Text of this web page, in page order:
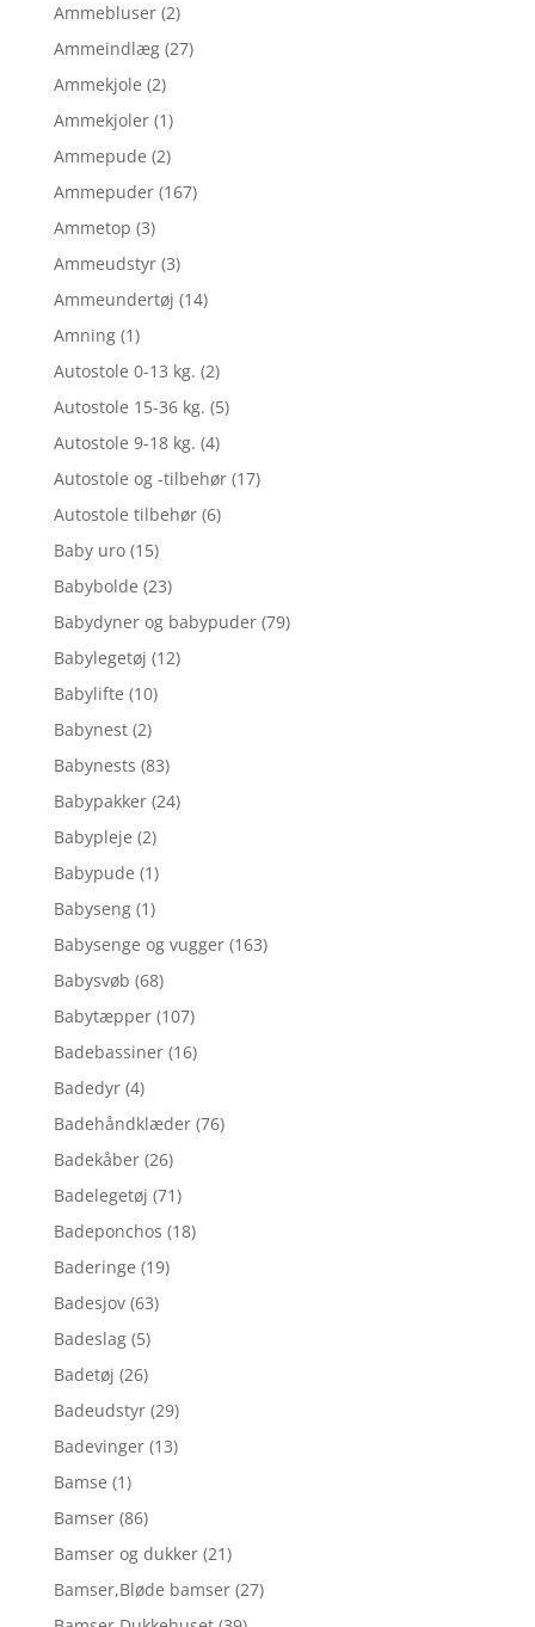
Ammebluser (2)
Ammeindlæg (27)
Ammekjole (2)
Ammekjoler (1)
Ammepude (2)
Ammepuder (167)
Ammetop (3)
Ammeudstyr (3)
Ammeundertøj (14)
Amning (1)
Autostole 0-13 kg. (2)
Autostole 15-36 kg. (5)
Autostole 9-18 kg. (4)
Autostole og -tilbehør (17)
Autostole tilbehør (6)
Baby uro (15)
Babybolde (23)
Babydyner og babypuder (79)
Babylegetøj (12)
Babylifte (10)
Babynest (2)
Babynests (83)
Babypakker (24)
Babypleje (2)
Babypude (1)
Babyseng (1)
Babysenge og vugger (163)
Babysvøb (68)
Babytæpper (107)
Badebassiner (16)
Badedyr (4)
Badehåndklæder (76)
Badekåber (26)
Badelegetøj (71)
Badeponchos (18)
Baderinge (19)
Badesjov (63)
Badeslag (5)
Badetøj (26)
Badeudstyr (29)
Badevinger (13)
Bamse (1)
Bamser (86)
Bamser og dukker (21)
Bamser,Bløde bamser (27)